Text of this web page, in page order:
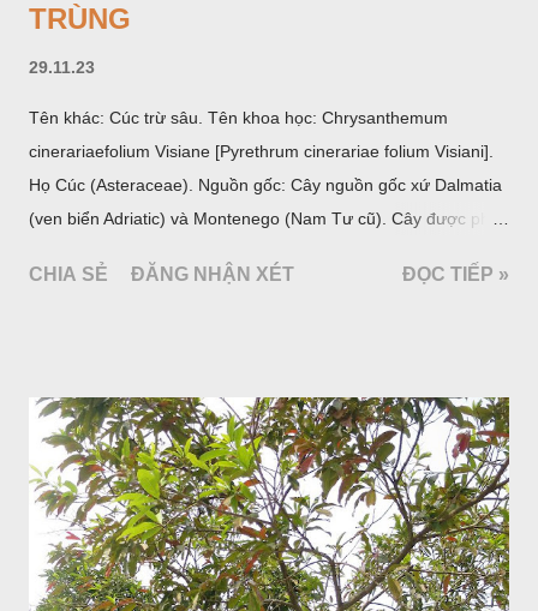
TRÙNG
29.11.23
Tên khác: Cúc trừ sâu. Tên khoa học: Chrysanthemum
cinerariaefolium Visiane [Pyrethrum cinerariae folium Visiani].
Họ Cúc (Asteraceae). Nguồn gốc: Cây nguồn gốc xứ Dalmatia
(ven biển Adriatic) và Montenego (Nam Tư cũ). Cây được phân
trồng để khai thác: Pháp, Nga, Đức, Nam Tư (cũ), sau lan
Tam Đảo (Vĩnh Phúc), đã thu được kết quả ban đầu (những
năm 1560- 70); thường trồng đến năm thứ hai, thứ ba mới hái
hoa; trồng một lần thu hoạch 10 - 20 năm.
CHIA SẺ ĐĂNG NHẬN XÉT ĐỌC TIẾP »